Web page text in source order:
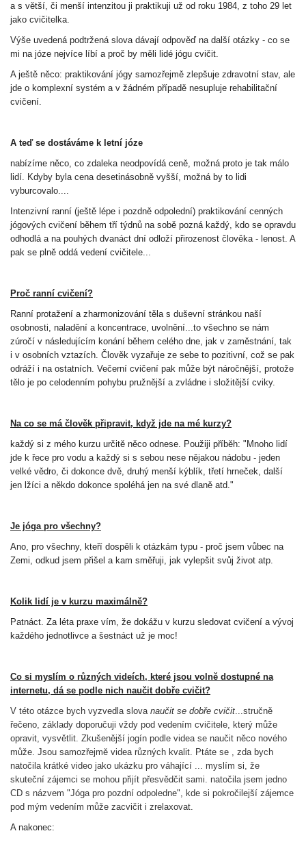
a s větší, či menší intenzitou ji praktikuji už od roku 1984, z toho 29 let
jako cvičitelka.
Výše uvedená podtržená slova dávají odpověď na další otázky - co se
mi na józe nejvíce líbí a proč by měli lidé jógu cvičit.
A ještě něco: praktikování jógy samozřejmě zlepšuje zdravotní stav, ale
jde o komplexní systém a v žádném případě nesupluje rehabilitační
cvičení.
A teď se dostáváme k letní józe
nabízíme něco, co zdaleka neodpovídá ceně, možná proto je tak málo
lidí. Kdyby byla cena desetinásobně vyšší, možná by to lidi
vyburcovalo....
Intenzivní ranní (ještě lépe i pozdně odpolední) praktikování cenných
jógových cvičení během tří týdnů na sobě pozná každý, kdo se opravdu
odhodlá a na pouhých dvanáct dní odloží přirozenost člověka - lenost. A
pak se plně oddá vedení cvičitele...
Proč ranní cvičení?
Ranní protažení a zharmonizování těla s duševní stránkou naší
osobnosti, naladění a koncentrace, uvolnění...to všechno se nám
zúročí v následujícím konání během celého dne, jak v zaměstnání, tak
i v osobních vztazích. Člověk vyzařuje ze sebe to pozitivní, což se pak
odráží i na ostatních. Večerní cvičení pak může být náročnější, protože
tělo je po celodenním pohybu pružnější a zvládne i složitější cviky.
Na co se má člověk připravit, když jde na mé kurzy?
každý si z mého kurzu určitě něco odnese. Použiji příběh: "Mnoho lidí
jde k řece pro vodu a každý si s sebou nese nějakou nádobu - jeden
velké vědro, či dokonce dvě, druhý menší kýblík, třetí hrneček, další
jen lžíci a někdo dokonce spoléhá jen na své dlaně atd."
Je jóga pro všechny?
Ano, pro všechny, kteří dospěli k otázkám typu - proč jsem vůbec na
Zemi, odkud jsem přišel a kam směřuji, jak vylepšit svůj život atp.
Kolik lidí je v kurzu maximálně?
Patnáct. Za léta praxe vím, že dokážu v kurzu sledovat cvičení a vývoj
každého jednotlivce a šestnáct už je moc!
Co si myslím o různých videích, které jsou volně dostupné na
internetu, dá se podle nich naučit dobře cvičit?
V této otázce bych vyzvedla slova naučit se dobře cvičit...stručně
řečeno, základy doporučuji vždy pod vedením cvičitele, který může
opravit, vysvětlit. Zkušenější jogín podle videa se naučit něco nového
může. Jsou samozřejmě videa různých kvalit. Ptáte se , zda bych
natočila krátké video jako ukázku pro váhající ... myslím si, že
skuteční zájemci se mohou přijít přesvědčit sami. natočila jsem jedno
CD s názvem "Jóga pro pozdní odpoledne", kde si pokročilejší zájemce
pod mým vedením může zacvičit i zrelaxovat.
A nakonec: